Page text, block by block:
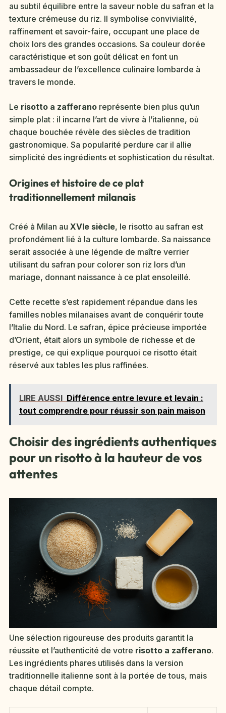
au subtil équilibre entre la saveur noble du safran et la
texture crémeuse du riz. Il symbolise convivialité,
raffinement et savoir-faire, occupant une place de
choix lors des grandes occasions. Sa couleur dorée
caractéristique et son goût délicat en font un
ambassadeur de l’excellence culinaire lombarde à
travers le monde.
Le risotto a zafferano représente bien plus qu’un
simple plat : il incarne l’art de vivre à l’italienne, où
chaque bouchée révèle des siècles de tradition
gastronomique. Sa popularité perdure car il allie
simplicité des ingrédients et sophistication du résultat.
Origines et histoire de ce plat
traditionnellement milanais
Créé à Milan au XVIe siècle, le risotto au safran est
profondément lié à la culture lombarde. Sa naissance
serait associée à une légende de maître verrier
utilisant du safran pour colorer son riz lors d’un
mariage, donnant naissance à ce plat ensoleillé.
Cette recette s’est rapidement répandue dans les
familles nobles milanaises avant de conquérir toute
l’Italie du Nord. Le safran, épice précieuse importée
d’Orient, était alors un symbole de richesse et de
prestige, ce qui explique pourquoi ce risotto était
réservé aux tables les plus raffinées.
LIRE AUSSI Différence entre levure et levain :
tout comprendre pour réussir son pain maison
Choisir des ingrédients authentiques
pour un risotto à la hauteur de vos
attentes
Une sélection rigoureuse des produits garantit la
réussite et l’authenticité de votre risotto a zafferano.
Les ingrédients phares utilisés dans la version
traditionnelle italienne sont à la portée de tous, mais
chaque détail compte.